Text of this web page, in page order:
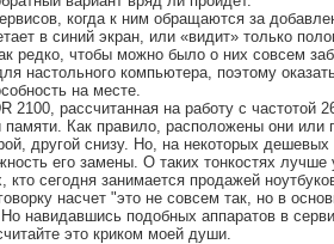
когда к ним обращаются за
в синий экран, или «видит» только
редко, чтобы можно было о них совсем
настольного компьютера, поэтому
на месте.
2100, рассчитанная на работу с
Как правило, расположены они
другой снизу. Но, на некоторых
его замены. О таких тонкостях
сегодня занимается продажей
насчет "это не совсем так, но в
навидавшись подобных аппаратов в
это криком моей души.